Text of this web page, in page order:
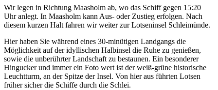
Wir legen in Richtung Maasholm ab, wo das Schiff gegen 15:20
Uhr anlegt. In Maasholm kann Aus- oder Zustieg erfolgen. Nach
diesem kurzen Halt fahren wir weiter zur Lotseninsel Schleimünde.
Hier haben Sie während eines 30-minütigen Landgangs die
Möglichkeit auf der idyllischen Halbinsel die Ruhe zu genießen,
sowie die unberührter Landschaft zu bestaunen. Ein besonderer
Hingucker und immer ein Foto wert ist der weiß-grüne historische
Leuchtturm, an der Spitze der Insel. Von hier aus führten Lotsen
früher sicher die Schiffe durch die Schlei.